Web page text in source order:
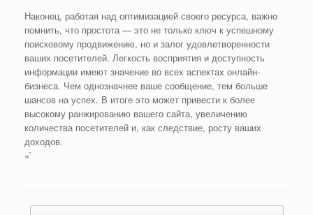
Наконец, работая над оптимизацией своего ресурса, важно
помнить, что простота — это не только ключ к успешному
поисковому продвижению, но и залог удовлетворенности
ваших посетителей. Легкость восприятия и доступность
информации имеют значение во всех аспектах онлайн-
бизнеса. Чем однозначнее ваше сообщение, тем больше
шансов на успех. В итоге это может привести к более
высокому ранжированию вашего сайта, увеличению
количества посетителей и, как следствие, росту ваших
доходов.
«`